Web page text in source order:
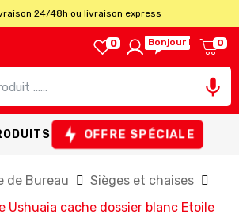
24/48h ou livraison express
0 Bonjour ! 0

OFFRE SPÉCIALE
de Bureau
Sièges et chaises
Ushuaia cache dossier blanc Etoile